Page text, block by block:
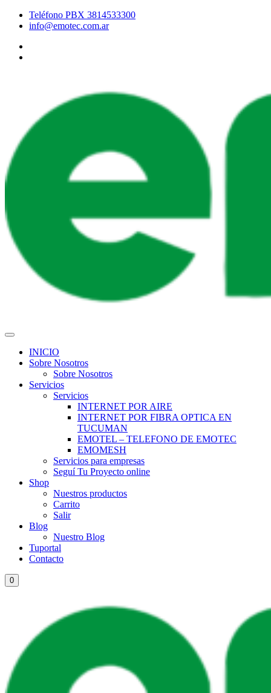
Teléfono PBX 3814533300
info@emotec.com.ar
INICIO
Sobre Nosotros
Sobre Nosotros
Servicios
Servicios
INTERNET POR AIRE
INTERNET POR FIBRA OPTICA EN
TUCUMAN
EMOTEL – TELEFONO DE EMOTEC
EMOMESH
Servicios para empresas
Seguí Tu Proyecto online
Shop
Nuestros productos
Carrito
Salir
Blog
Nuestro Blog
Tuportal
Contacto
0